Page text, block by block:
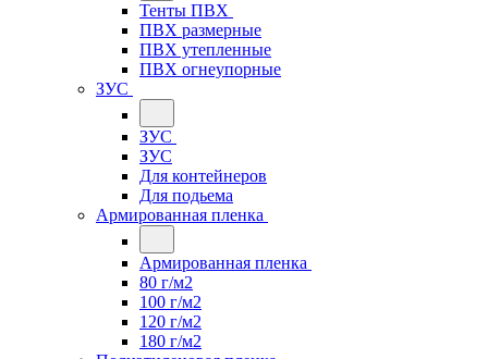
Тенты ПВХ
ПВХ размерные
ПВХ утепленные
ПВХ огнеупорные
ЗУС
ЗУС
ЗУС
Для контейнеров
Для подьема
Армированная пленка
Армированная пленка
80 г/м2
100 г/м2
120 г/м2
180 г/м2